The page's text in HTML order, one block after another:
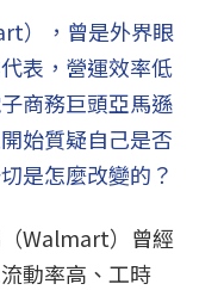
），曾是外界眼
表，營運效率低
商務巨頭亞馬遜
始質疑自己是否
是怎麼改變的？
Walmart）曾經
動率高、工時